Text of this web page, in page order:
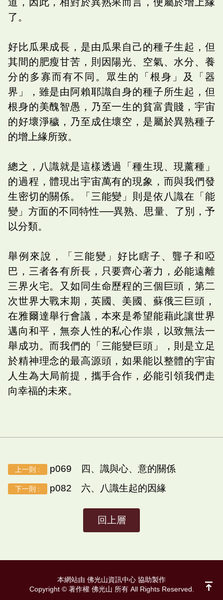
了。
好比瓜果成長，是由瓜果自己的種子生起，但
其間的肥瘦甘苦，則因陽光、空氣、水分、養
分的多寡而有不同。眾生的「根身」及「器
界」，雖是由阿賴耶識自身的種子所生起，但
根身的美醜智愚，乃至一生的貧富貴賤，宇宙
的好壞淨穢，乃至成住壞空，是屬於異熟種子
的增上緣所致。
總之，八識就是這樣透過「種生現、現薰種」
的過程，體現出宇宙萬有的現象，而與我們發
生密切的關係。「三能變」則是依八識在「能
變」方面的不同特性──異熟、思量、了別，予
以分類。
舉例來說，「三能變」好比瞎子、聾子和啞
巴，三者各有所長，只要齊心著力，必能遠離
三界火宅。又如同生命歷程的三個巨頭，第二
次世界大戰末期，英國、美國、蘇俄三巨頭，
在雅爾達舉行會議，本來是希望能藉此讓世界
邁向和平，無奈人性的私心作祟，以致無法一
舉成功。而我們的「三能變巨頭」，則是立足
於精神理念的最高源頭，如果能以整體的宇宙
人生為大局前提，攜手合作，必能引領我們走
向幸福的未來。
上一則 : p069 四、識與心、意的關係
下一則 : p082 六、八識生起的因緣
回上層
本網站由 佛光山資訊中心 協助製作
Copyright © 著作權 佛光山 所有 All Rights Reserved.